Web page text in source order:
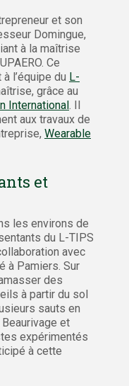
et son
Domingue,
à la maîtrise
Ce
l’équipe du L-
grâce au
International. Il
aux travaux de
Wearable
et
les environs de
du L-TIPS
avec
à Pamiers. Sur
des
à partir du sol
sauts en
et
expérimentés
à cette